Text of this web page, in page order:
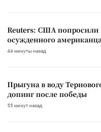
Reuters: США попросили
осужденного
44 минуты назад
Прыгуна в воду
допинг после победы
55 минут назад